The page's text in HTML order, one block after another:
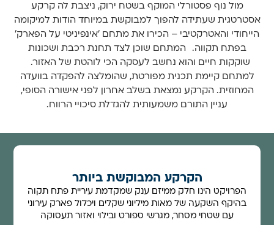
מול נוף פסטורלי המוקף בשטח ירוק, ניצבת לה קרקע
אסטרטגית שעתידה להפוך למבוקשת במיוחד הודות למיקומה
הייחודי והאטרקטיבי – הכירו את מתחם ‘אינפיניטי על הפארק’
בפתח תקווה. המתחם שוכן לצד תחנת רכבת ושכונות
שוקקות חיים והוא נחשב לעסקה הכי לוהטת של האזור.
למתחם קיימת תכנית מפורטת, שהומלצה להפקדה בוועדה
המחוזית. הקרקע נמצאת בשלב אחרון לפני אישורה הסופי,
עניין התורם משמעותית להגדלת סיכויי הרווח.
הקרקע המבוקשת ביותר
הפרויקט הינו חלק ממיזם ענק שמקדמת עיריית פתח תקוה
בהיקף השקעה של מאות מיליוני שקלים ויכלול פארק עירוני
עם שטחי מסחר, מגרשי ספורט ובילוי ואזור תעסוקה